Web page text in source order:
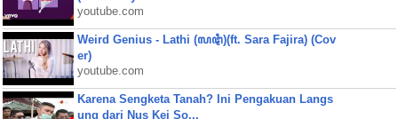
youtube.com
Weird Genius - Lathi (ꦭꦛꦶ)(ft. Sara Fajira) (Cov
er)
youtube.com
Karena Sengketa Tanah? Ini Pengakuan Langs
ung dari Nus Kei So...